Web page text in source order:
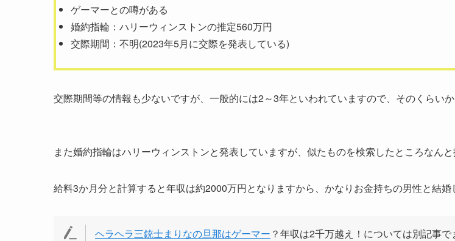
ゲーマーとの噂がある
婚約指輪：ハリーウィンストンの推定560万円
交際期間：不明(2023年5月に交際を発表している)
交際期間等の情報も少ないですが、一般的には2～3年といわれていますので、そのくらいか
また婚約指輪はハリーウィンストンと発表していますが、似たものを検索したところなんと
給料3か月分と計算すると年収は約2000万円となりますから、かなりお金持ちの男性と結婚
ヘラヘラ三銃士まりなの旦那はゲーマー ？年収は2千万越え！については別記事